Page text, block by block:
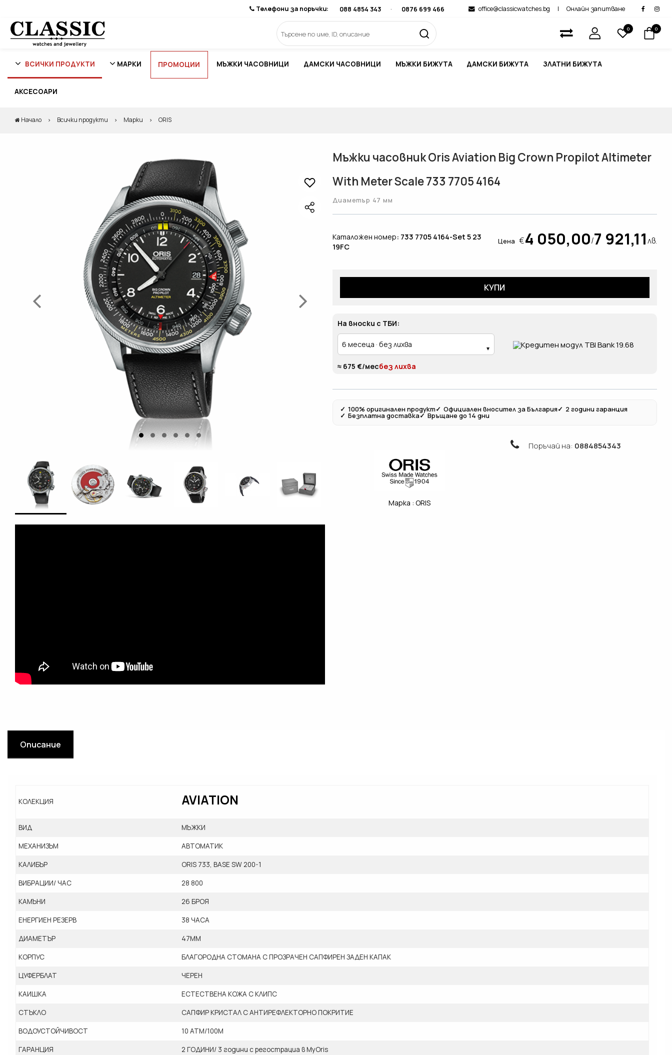
Телефони за поръчки: 088 4854 343 · 0876 699 466 office@classicwatches.bg | Онлайн запитване
0 0
ВСИЧКИ ПРОДУКТИ МАРКИ ПРОМОЦИИ МЪЖКИ ЧАСОВНИЦИ ДАМСКИ ЧАСОВНИЦИ МЪЖКИ БИЖУТА ДАМСКИ БИЖУТА ЗЛАТНИ БИЖУТА
АКСЕСОАРИ
Начало Всички продукти Марки ORIS
Мъжки часовник Oris Aviation Big Crown Propilot Altimeter
With Meter Scale 733 7705 4164
Диаметър 47 мм
Каталожен номер: 733 7705 4164-Set 5 23
19FC
Цена €4 050,00/7 921,11лв.
КУПИ
На вноски с ТБИ:
≈ 675 €/месбез лихва
✓ 100% оригинален продукт✓ Официален вносител за България✓ 2 години гаранция
✓ Безплатна доставка✓ Връщане до 14 дни
Поръчай на: 0884854343
Марка :ORIS
Описание
КОЛЕКЦИЯ AVIATION
ВИД МЪЖКИ
МЕХАНИЗЪМ АВТОМАТИК
КАЛИБЪР ORIS 733, BASE SW 200-1
ВИБРАЦИИ/ ЧАС 28 800
КАМЪНИ 26 БРОЯ
ЕНЕРГИЕН РЕЗЕРВ 38 ЧАСА
ДИАМЕТЪР 47ММ
КОРПУС БЛАГОРОДНА СТОМАНА С ПРОЗРАЧЕН САПФИРЕН ЗАДЕН КАПАК
ЦУФЕРБЛАТ ЧЕРЕН
КАИШКА ЕСТЕСТВЕНА КОЖА С КЛИПС
СТЪКЛО САПФИР КРИСТАЛ С АНТИРЕФЛЕКТОРНО ПОКРИТИЕ
ВОДОУСТОЙЧИВОСТ 10 АТМ/100М
ГАРАНЦИЯ 2 ГОДИНИ/ 3 години с регострациа в MyOris